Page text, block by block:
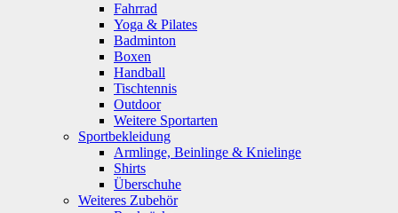
Fahrrad
Yoga & Pilates
Badminton
Boxen
Handball
Tischtennis
Outdoor
Weitere Sportarten
Sportbekleidung
Armlinge, Beinlinge & Knielinge
Shirts
Überschuhe
Weiteres Zubehör